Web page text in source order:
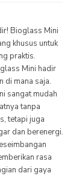
Bioglass Mini
khusus untuk
praktis.
Mini hadir
di mana saja.
sangat mudah
tanpa
tetapi juga
dan berenergi.
rasa
dari gaya